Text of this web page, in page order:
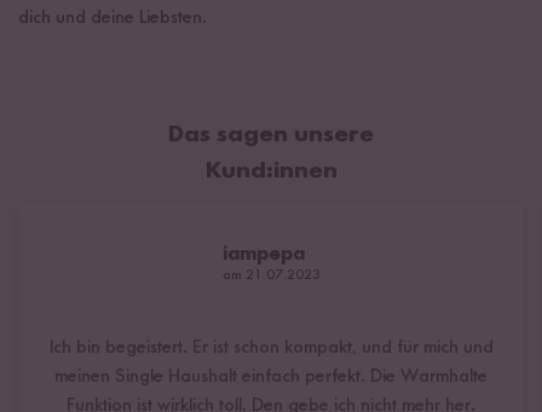
dich und deine Liebsten.
Das sagen unsere
Kund:innen
iampepa
am 21.07.2023
Ich bin begeistert. Er ist schon kompakt, und für mich und
meinen Single Haushalt einfach perfekt. Die Warmhalte
Funktion ist wirklich toll. Den gebe ich nicht mehr her.